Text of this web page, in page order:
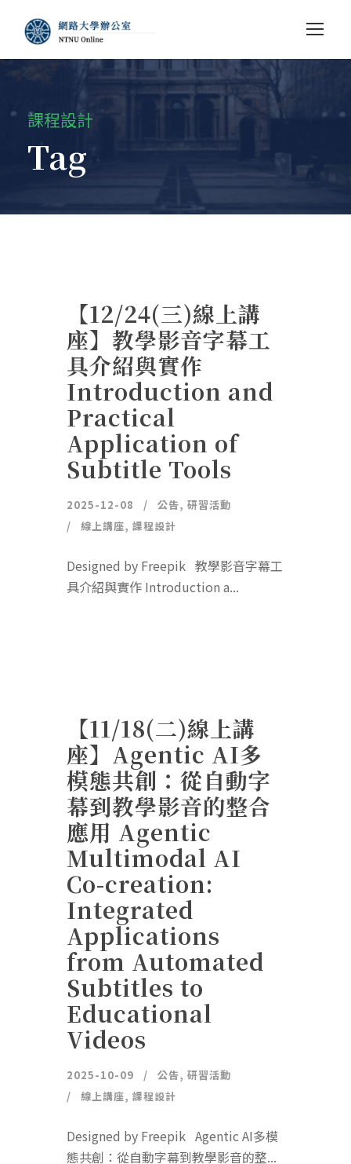
課程設計
Tag
【12/24(三)線上講
座】教學影音字幕工
具介紹與實作
Introduction and
Practical
Application of
Subtitle Tools
2025-12-08 公告, 研習活動
線上講座, 課程設計
Designed by Freepik 教學影音字幕工
具介紹與實作 Introduction a...
【11/18(二)線上講
座】Agentic AI多
模態共創：從自動字
幕到教學影音的整合
應用 Agentic
Multimodal AI
Co-creation:
Integrated
Applications
from Automated
Subtitles to
Educational
Videos
2025-10-09 公告, 研習活動
線上講座, 課程設計
Designed by Freepik Agentic AI多模
態共創：從自動字幕到教學影音的整...